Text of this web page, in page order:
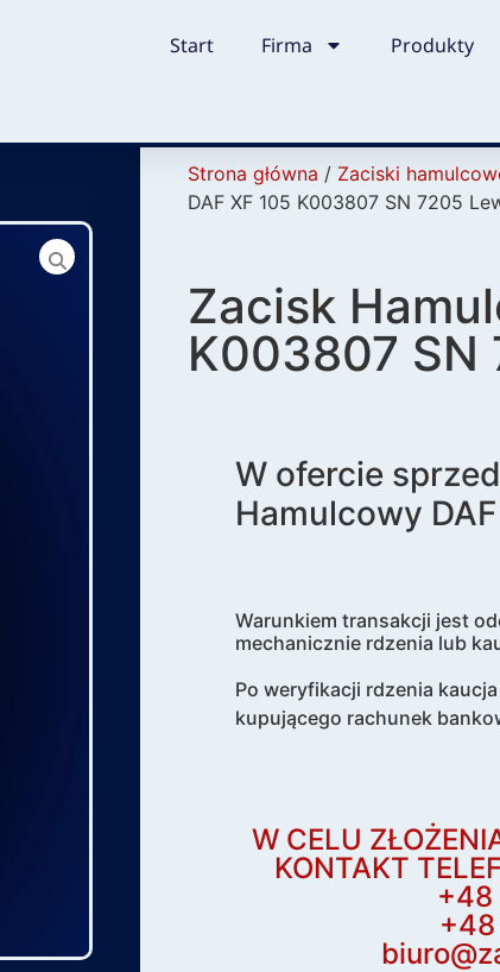
Start Firma Produkty
Strona główna / Zaciski
DAF XF 105 K003807 SN 7205
Zacisk
K003807 SN
W ofercie
Hamulcowy
Warunkiem transakcji jest
mechanicznie rdzenia lub
Po weryfikacji rdzenia
kupującego rachunek
W CELU
KONTAKT
+48